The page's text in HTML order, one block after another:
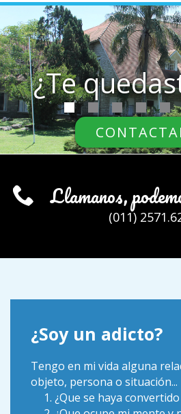
¿Te
Llamanos,
(011)
¿Soy un adicto?
Tengo en mi vida alguna
objeto, persona o situación...
¿Que se haya